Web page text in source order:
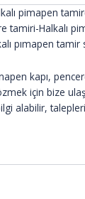
pimapen
tamiri-Halkalı
pımapen tamir
kapı,
için bize
alabilir,